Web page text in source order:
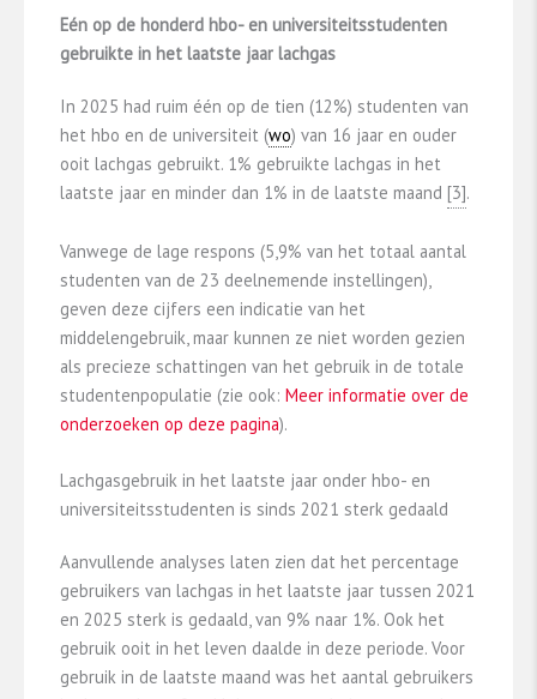
Eén op de honderd hbo- en universiteitsstudenten
gebruikte in het laatste jaar lachgas
In 2025 had ruim één op de tien (12%) studenten van
het hbo en de universiteit (wo) van 16 jaar en ouder
ooit lachgas gebruikt. 1% gebruikte lachgas in het
laatste jaar en minder dan 1% in de laatste maand ​ ​[3]​​.
Vanwege de lage respons (5,9% van het totaal aantal
studenten van de 23 deelnemende instellingen),
geven deze cijfers een indicatie van het
middelengebruik, maar kunnen ze niet worden gezien
als precieze schattingen van het gebruik in de totale
studentenpopulatie (zie ook: Meer informatie over de
onderzoeken op deze pagina).
Lachgasgebruik in het laatste jaar onder hbo- en
universiteitsstudenten is sinds 2021 sterk gedaald
Aanvullende analyses laten zien dat het percentage
gebruikers van lachgas in het laatste jaar tussen 2021
en 2025 sterk is gedaald, van 9% naar 1%. Ook het
gebruik ooit in het leven daalde in deze periode. Voor
gebruik in de laatste maand was het aantal gebruikers